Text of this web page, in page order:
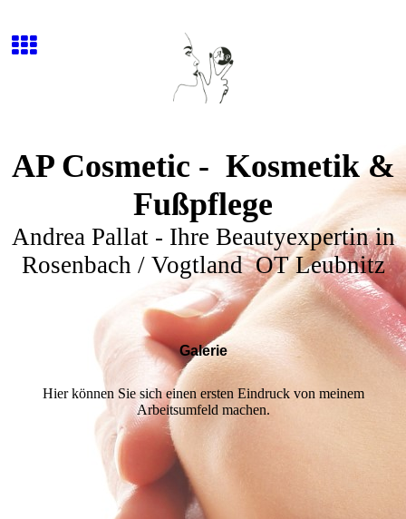
AP Cosmetic - Kosmetik &
Fußpflege
Andrea Pallat - Ihre Beautyexpertin in
Rosenbach / Vogtland OT Leubnitz
Galerie
Hier können Sie sich einen ersten Eindruck von meinem
Arbeitsumfeld machen.